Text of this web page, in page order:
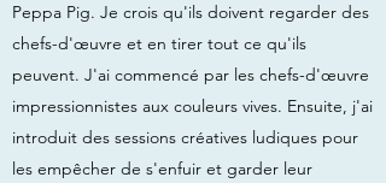
Peppa Pig. Je crois qu'ils doivent regarder des
chefs-d'œuvre et en tirer tout ce qu'ils
peuvent. J'ai commencé par les chefs-d'œuvre
impressionnistes aux couleurs vives. Ensuite, j'ai
introduit des sessions créatives ludiques pour
les empêcher de s'enfuir et garder leur